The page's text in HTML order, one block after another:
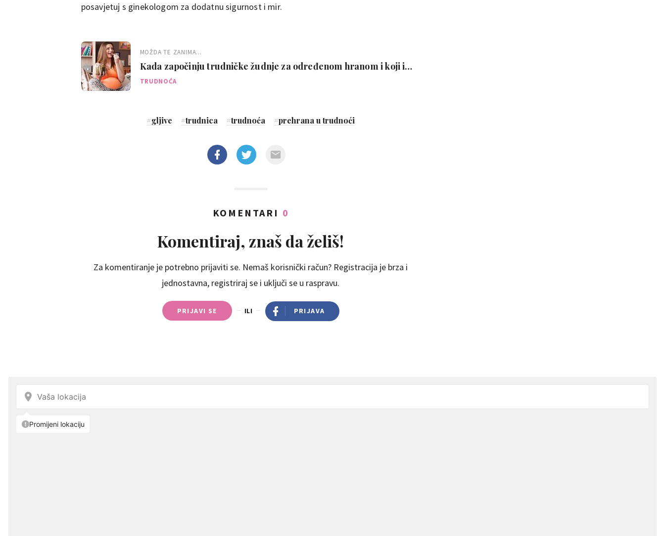
posavjetuj s ginekologom za dodatnu sigurnost i mir.
MOŽDA TE ZANIMA...
Kada započinju trudničke žudnje za određenom hranom i koji im
je uzrok?
TRUDNOĆA
#gljive #trudnica #trudnoća #prehrana u trudnoći
KOMENTARI 0
Komentiraj, znaš da želiš!
Za komentiranje je potrebno prijaviti se. Nemaš korisnički račun? Registracija je brza i
jednostavna, registriraj se i uključi se u raspravu.
PRIJAVI SE ILI PRIJAVA